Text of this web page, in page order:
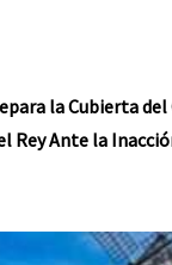
la Cubierta del
Rey Ante la